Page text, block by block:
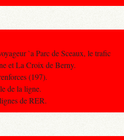
`a Parc de Sceaux, le trafic
et La Croix de Berny.
(197).
de la ligne.
de RER.